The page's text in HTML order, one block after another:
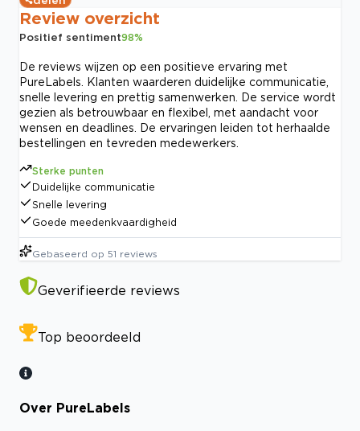
Review overzicht
Positief sentiment98%
De reviews wijzen op een positieve ervaring met
PureLabels. Klanten waarderen duidelijke communicatie,
snelle levering en prettig samenwerken. De service wordt
gezien als betrouwbaar en flexibel, met aandacht voor
wensen en deadlines. De ervaringen leiden tot herhaalde
bestellingen en tevreden medewerkers.
Sterke punten
Duidelijke communicatie
Snelle levering
Goede meedenkvaardigheid
Gebaseerd op 51 reviews
Geverifieerde reviews
Top beoordeeld
Over PureLabels